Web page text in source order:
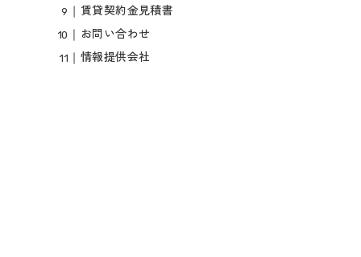
賃貸契約金見積書
お問い合わせ
情報提供会社